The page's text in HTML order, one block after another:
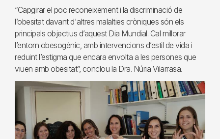
“Capgirar el poc reconeixement i la discriminació de
l’obesitat davant d'altres malalties cròniques són els
principals objectius d’aquest Dia Mundial. Cal millorar
l’entorn obesogènic, amb intervencions d’estil de vida i
reduint l’estigma que encara envolta a les persones que
viuen amb obesitat”, conclou la Dra. Núria Vilarrasa.